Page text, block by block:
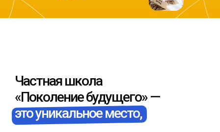
Частная школа
«Поколение будущего» —
это уникальное место,